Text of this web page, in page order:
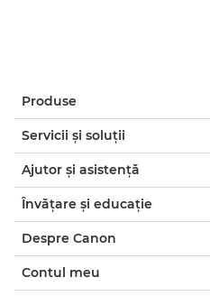
Produse
Servicii şi soluţii
Ajutor şi asistenţă
Învăţare şi educaţie
Despre Canon
Contul meu